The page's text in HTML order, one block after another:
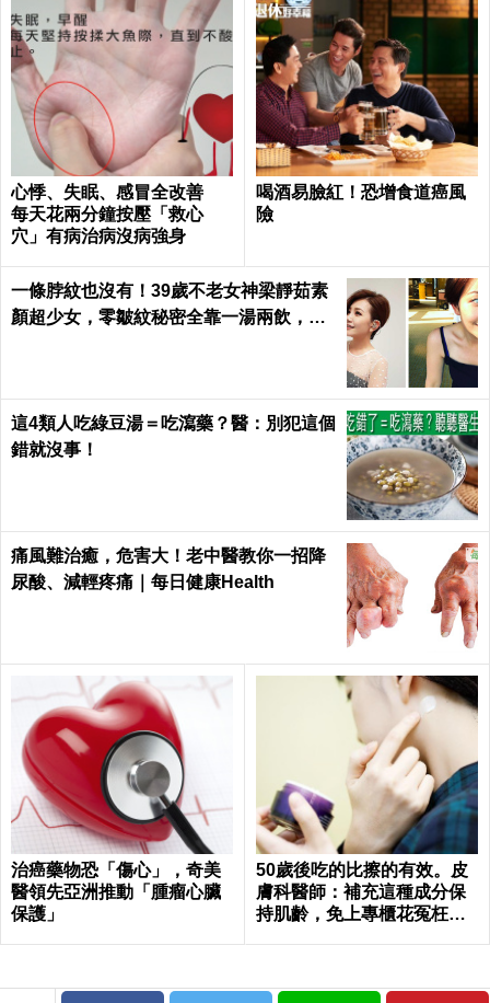
心悸、失眠、感冒全改善
每天花兩分鐘按壓「救心
穴」有病治病沒病強身
喝酒易臉紅！恐增食道癌風
險
一條脖紋也沒有！39歲不老女神梁靜茹素
顏超少女，零皺紋秘密全靠一湯兩飲，熬
這4類人吃綠豆湯＝吃瀉藥？醫：別犯這個
錯就沒事！
痛風難治癒，危害大！老中醫教你一招降
尿酸、減輕疼痛｜每日健康Health
治癌藥物恐「傷心」，奇美
醫領先亞洲推動「腫瘤心臟
保護」
50歲後吃的比擦的有效。皮
膚科醫師：補充這種成分保
持肌齡，免上專櫃花冤枉錢